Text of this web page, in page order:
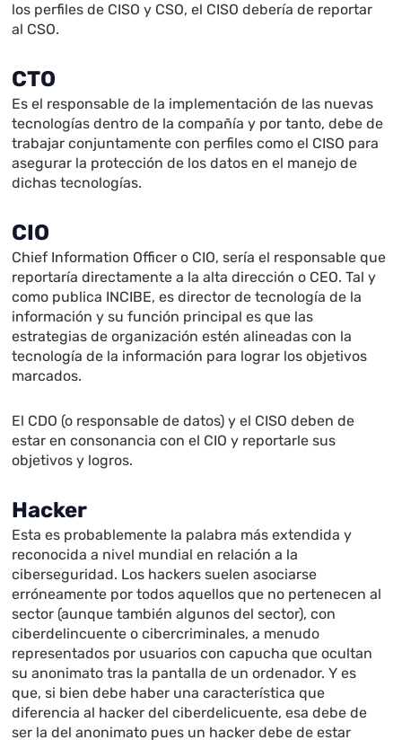
los perfiles de CISO y CSO, el CISO debería de reportar
al CSO.
CTO
Es el responsable de la implementación de las nuevas
tecnologías dentro de la compañía y por tanto, debe de
trabajar conjuntamente con perfiles como el CISO para
asegurar la protección de los datos en el manejo de
dichas tecnologías.
CIO
Chief Information Officer o CIO, sería el responsable que
reportaría directamente a la alta dirección o CEO. Tal y
como publica INCIBE, es director de tecnología de la
información y su función principal es que las
estrategias de organización estén alineadas con la
tecnología de la información para lograr los objetivos
marcados.
El CDO (o responsable de datos) y el CISO deben de
estar en consonancia con el CIO y reportarle sus
objetivos y logros.
Hacker
Esta es probablemente la palabra más extendida y
reconocida a nivel mundial en relación a la
ciberseguridad. Los hackers suelen asociarse
erróneamente por todos aquellos que no pertenecen al
sector (aunque también algunos del sector), con
ciberdelincuente o cibercriminales, a menudo
representados por usuarios con capucha que ocultan
su anonimato tras la pantalla de un ordenador. Y es
que, si bien debe haber una característica que
diferencia al hacker del ciberdelicuente, esa debe de
ser la del anonimato pues un hacker debe de estar